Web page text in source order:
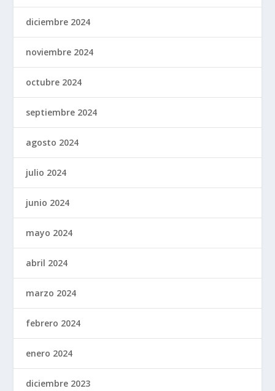
diciembre 2024
noviembre 2024
octubre 2024
septiembre 2024
agosto 2024
julio 2024
junio 2024
mayo 2024
abril 2024
marzo 2024
febrero 2024
enero 2024
diciembre 2023